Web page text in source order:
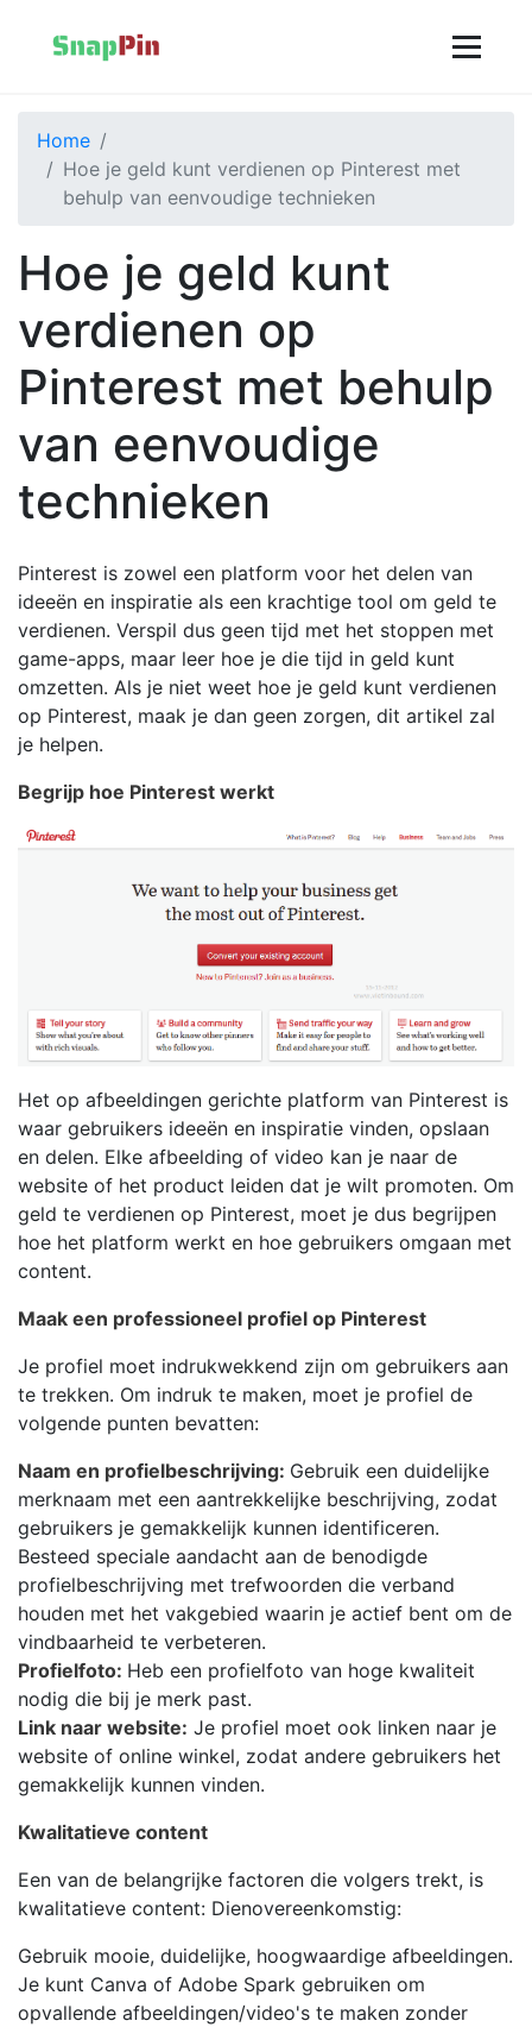
Home
Hoe je geld kunt verdienen op Pinterest met
behulp van eenvoudige technieken
Hoe je geld kunt
verdienen op
Pinterest met behulp
van eenvoudige
technieken
Pinterest is zowel een platform voor het delen van
ideeën en inspiratie als een krachtige tool om geld te
verdienen. Verspil dus geen tijd met het stoppen met
game-apps, maar leer hoe je die tijd in geld kunt
omzetten. Als je niet weet hoe je geld kunt verdienen
op Pinterest, maak je dan geen zorgen, dit artikel zal
je helpen.
Begrijp hoe Pinterest werkt
Het op afbeeldingen gerichte platform van Pinterest is
waar gebruikers ideeën en inspiratie vinden, opslaan
en delen. Elke afbeelding of video kan je naar de
website of het product leiden dat je wilt promoten. Om
geld te verdienen op Pinterest, moet je dus begrijpen
hoe het platform werkt en hoe gebruikers omgaan met
content.
Maak een professioneel profiel op Pinterest
Je profiel moet indrukwekkend zijn om gebruikers aan
te trekken. Om indruk te maken, moet je profiel de
volgende punten bevatten:
Naam en profielbeschrijving: Gebruik een duidelijke
merknaam met een aantrekkelijke beschrijving, zodat
gebruikers je gemakkelijk kunnen identificeren.
Besteed speciale aandacht aan de benodigde
profielbeschrijving met trefwoorden die verband
houden met het vakgebied waarin je actief bent om de
vindbaarheid te verbeteren.
Profielfoto: Heb een profielfoto van hoge kwaliteit
nodig die bij je merk past.
Link naar website: Je profiel moet ook linken naar je
website of online winkel, zodat andere gebruikers het
gemakkelijk kunnen vinden.
Kwalitatieve content
Een van de belangrijke factoren die volgers trekt, is
kwalitatieve content: Dienovereenkomstig:
Gebruik mooie, duidelijke, hoogwaardige afbeeldingen.
Je kunt Canva of Adobe Spark gebruiken om
opvallende afbeeldingen/video's te maken zonder